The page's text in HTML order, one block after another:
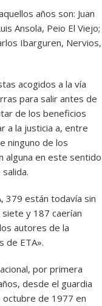
años son: Juan
Ansola, Peio El Viejo;
Ibarguren, Nervios,
acogidos a la vía
para salir antes de
de los beneficios
a la justicia a, entre
ninguno de los
alguna en este sentido
379 están todavía sin
y 187 caerían
autores de la
de ETA».
por primera
desde el guardia
octubre de 1977 en